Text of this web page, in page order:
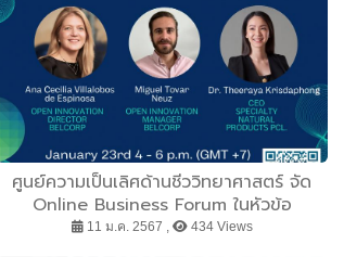
ศูนย์ความเป็นเลิศด้านชีววิทยาศาสตร์ จัด
Online Business Forum ในหัวข้อ
Business Opportunities of Thai
Cosmetic Technologies in Latin
11 ม.ค. 2567 , 434 Views